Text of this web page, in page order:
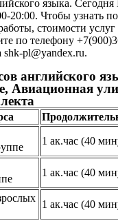
языка.
20:00. Чтобы узнать
стоимости
по телефону
shk-pl@yandex.ru.
английского
Авиационная
1 ак.час (40
1 ак.час (40
1 ак.час (40